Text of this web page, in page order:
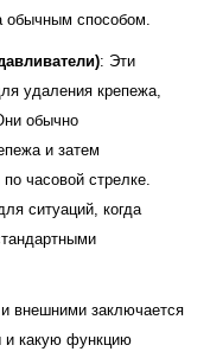
обычным способом.
: Эти
удаления крепежа,
обычно
и затем
часовой стрелке.
ситуаций, когда
внешними заключается
и какую функцию